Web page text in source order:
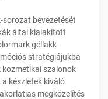
bevezetését
által kialakított
géllakk-
stratégiájukba
szalonok
készletek kiváló
megközelítés